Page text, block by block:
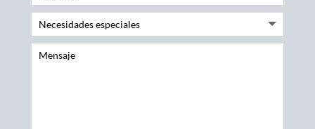
Necesidades especiales
Mensaje